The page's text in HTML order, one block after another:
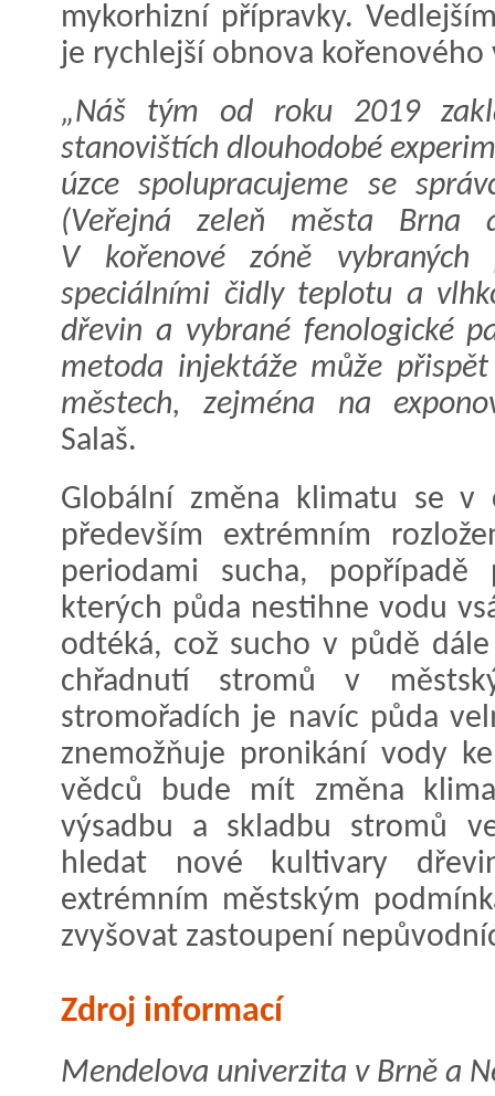
mykorhizní přípravky.
je rychlejší obnova kořenového
„Náš tým od roku 2019
stanovištích dlouhodobé
úzce spolupracujeme se
(Veřejná zeleň města Brna
V kořenové zóně vybraných
speciálními čidly teplotu a
dřevin a vybrané fenologické
metoda injektáže může
městech, zejména na
Salaš.
Globální změna klimatu se v
především extrémním
periodami sucha,
kterých půda nestihne vodu
odtéká, což sucho v půdě
chřadnutí stromů v
stromořadích je navíc půda
znemožňuje pronikání vody
vědců bude mít změna
výsadbu a skladbu stromů
hledat nové kultivary
extrémním městským
zvyšovat zastoupení
Zdroj informací
Mendelova univerzita v Brně a